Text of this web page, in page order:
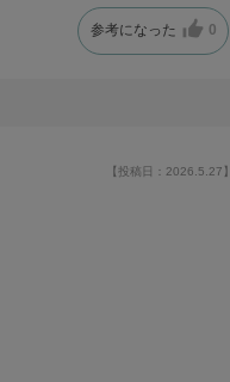
参考になった 0
【投稿日：2026.5.27】